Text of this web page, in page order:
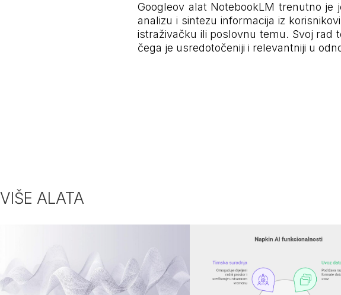
Googleov alat NotebookLM trenutno je
analizu i sintezu informacija iz
istraživačku ili poslovnu temu. Svoj rad
čega je usredotočeniji i relevantniji u
VIŠE ALATA